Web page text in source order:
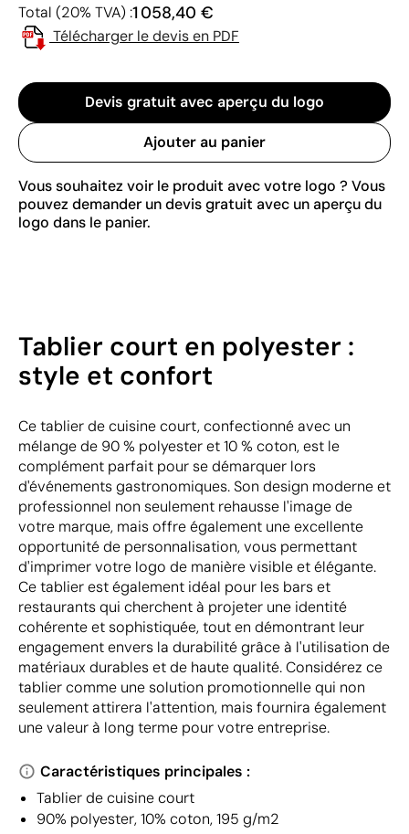
Total (20% TVA) :1 058,40 €
Télécharger le devis en PDF
Devis gratuit avec aperçu du logo
Ajouter au panier
Vous souhaitez voir le produit avec votre logo ? Vous
pouvez demander un devis gratuit avec un aperçu du
logo dans le panier.
Tablier court en polyester :
style et confort
Ce tablier de cuisine court, confectionné avec un
mélange de 90 % polyester et 10 % coton, est le
complément parfait pour se démarquer lors
d'événements gastronomiques. Son design moderne et
professionnel non seulement rehausse l'image de
votre marque, mais offre également une excellente
opportunité de personnalisation, vous permettant
d'imprimer votre logo de manière visible et élégante.
Ce tablier est également idéal pour les bars et
restaurants qui cherchent à projeter une identité
cohérente et sophistiquée, tout en démontrant leur
engagement envers la durabilité grâce à l'utilisation de
matériaux durables et de haute qualité. Considérez ce
tablier comme une solution promotionnelle qui non
seulement attirera l'attention, mais fournira également
une valeur à long terme pour votre entreprise.
Caractéristiques principales :
Tablier de cuisine court
90% polyester, 10% coton, 195 g/m2